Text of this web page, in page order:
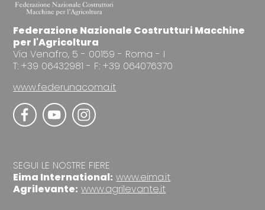
Federazione Nazionale Costrutturi Macchine
per l'Agricoltura
Via Venafro, 5 - 00159 - Roma - I
T: +39 06432981 - F: +39 064076370
www.federunacoma.it
SEGUI LE NOSTRE FIERE
Eima International: www.eima.it
Agrilevante: www.agrilevante.it